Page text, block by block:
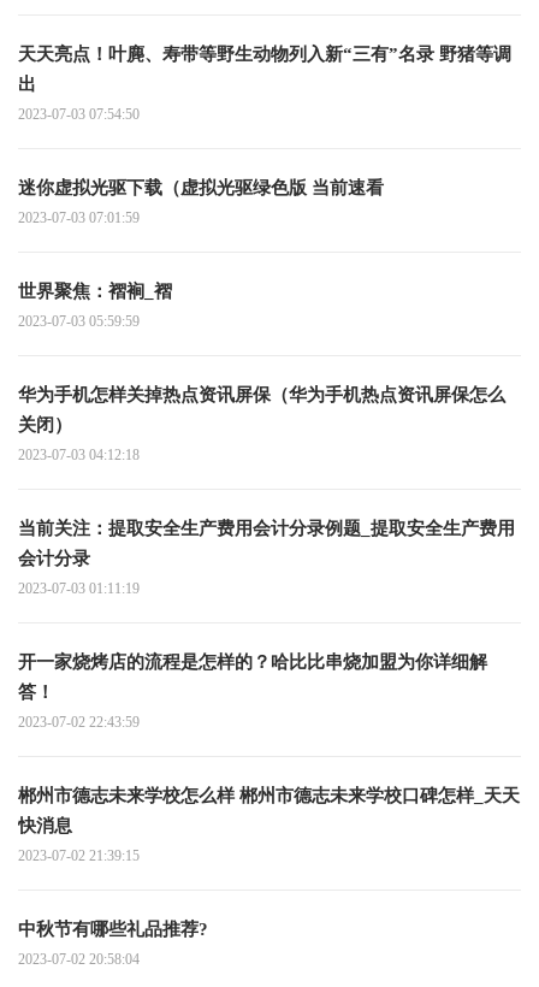
天天亮点！叶麂、寿带等野生动物列入新“三有”名录 野猪等调
出
2023-07-03 07:54:50
迷你虚拟光驱下载（虚拟光驱绿色版 当前速看
2023-07-03 07:01:59
世界聚焦：褶裥_褶
2023-07-03 05:59:59
华为手机怎样关掉热点资讯屏保（华为手机热点资讯屏保怎么
关闭）
2023-07-03 04:12:18
当前关注：提取安全生产费用会计分录例题_提取安全生产费用
会计分录
2023-07-03 01:11:19
开一家烧烤店的流程是怎样的？哈比比串烧加盟为你详细解
答！
2023-07-02 22:43:59
郴州市德志未来学校怎么样 郴州市德志未来学校口碑怎样_天天
快消息
2023-07-02 21:39:15
中秋节有哪些礼品推荐?
2023-07-02 20:58:04